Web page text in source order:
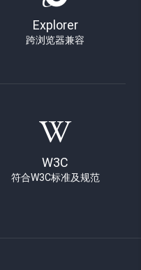
Explorer
跨浏览器兼容
W3C
符合W3C标准及规范